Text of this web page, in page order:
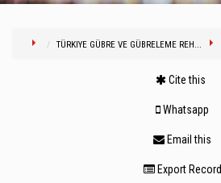
TÜRKIYE GÜBRE VE GÜBRELEME REH...
Cite this
Whatsapp
Email this
Export Record